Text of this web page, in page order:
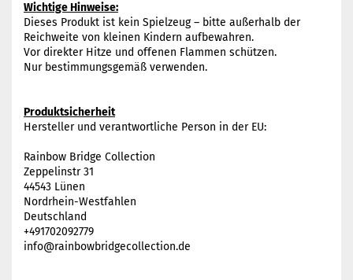
Wichtige Hinweise:
Dieses Produkt ist kein Spielzeug – bitte außerhalb der
Reichweite von kleinen Kindern aufbewahren.
Vor direkter Hitze und offenen Flammen schützen.
Nur bestimmungsgemäß verwenden.
Produktsicherheit
Hersteller und verantwortliche Person in der EU:
Rainbow Bridge Collection
Zeppelinstr 31
44543 Lünen
Nordrhein-Westfahlen
Deutschland
+491702092779
info@rainbowbridgecollection.de